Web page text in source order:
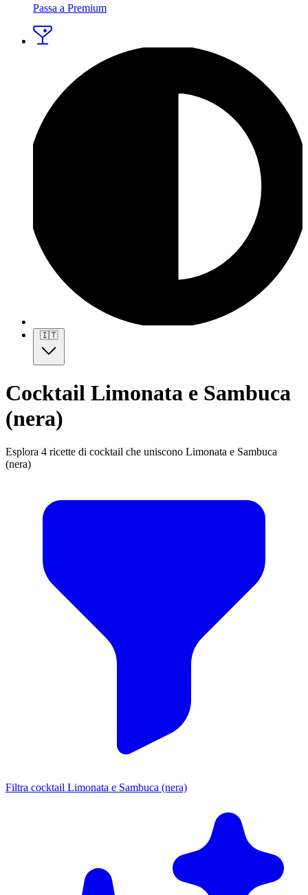
Passa a Premium
🇮🇹
Cocktail Limonata e Sambuca
(nera)
Esplora 4 ricette di cocktail che uniscono Limonata e Sambuca
(nera)
Filtra cocktail Limonata e Sambuca (nera)